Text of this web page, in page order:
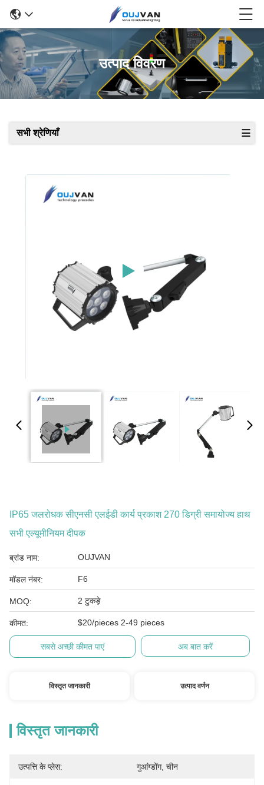
उत्पाद विवरण
सभी श्रेणियाँ
IP65 जलरोधक सीएनसी एलईडी कार्य प्रकाश 270 डिग्री समायोज्य हाथ
सभी एल्यूमीनियम दीपक
ब्रांड नाम: OUJVAN
मॉडल नंबर: F6
MOQ: 2 टुकड़े
कीमत: $20/pieces 2-49 pieces
सबसे अच्छी कीमत पाएं अब बात करें
विस्तृत जानकारी उत्पाद वर्णन
विस्तृत जानकारी
उत्पत्ति के प्लेस: गुआंग्डोंग, चीन